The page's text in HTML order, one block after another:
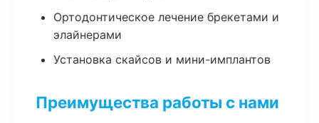
Ортодонтическое лечение брекетами и
элайнерами
Установка скайсов и мини-имплантов
Преимущества работы с нами